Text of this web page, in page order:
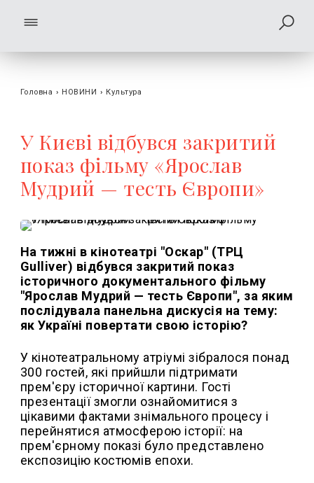
Головна › НОВИНИ › Культура
У Києві відбувся закритий
показ фільму «Ярослав
Мудрий — тесть Європи»
На тижні в кінотеатрі "Оскар" (ТРЦ
Gulliver) відбувся закритий показ
історичного документального фільму
"Ярослав Мудрий — тесть Європи", за яким
послідувала панельна дискусія на тему:
як Україні повертати свою історію?
У кінотеатральному атріумі зібралося понад
300 гостей, які прийшли підтримати
прем'єру історичної картини. Гості
презентації змогли ознайомитися з
цікавими фактами знімального процесу і
перейнятися атмосферою історії: на
прем'єрному показі було представлено
експозицію костюмів епохи.